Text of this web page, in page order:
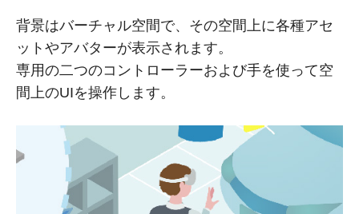
背景はバーチャル空間で、その空間上に各種アセ
ットやアバターが表示されます。
専用の二つのコントローラーおよび手を使って空
間上のUIを操作します。